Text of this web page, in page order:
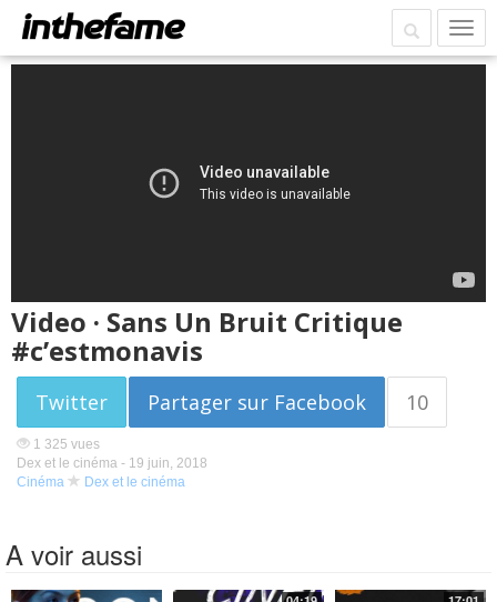
Video · Sans Un Bruit Critique
#c’estmonavis
Twitter Partager sur Facebook 10
1 325 vues
Dex et le cinéma - 19 juin, 2018
Cinéma
Dex et le cinéma
A voir aussi